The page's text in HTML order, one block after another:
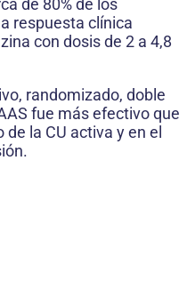
de 80% de los
respuesta clínica
con dosis de 2 a 4,8
randomizado, doble
fue más efectivo que
la CU activa y en el